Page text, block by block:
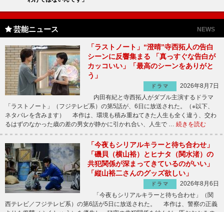
芸能ニュース NEWS
「ラストノート」“澄晴”寺西拓人の告白
シーンに反響集まる 「真っすぐな告白が
カッコいい」「最高のシーンをありがと
う」
ドラマ
2026年8月7日
内田有紀と寺西拓人がダブル主演するドラマ
「ラストノート」（フジテレビ系）の第5話が、6日に放送された。（※以下、
ネタバレを含みます） 本作は、環境も積み重ねてきた人生も全く違う、交わ
るはずのなかった歳の差の男女が静かに引かれ合い、人生で … 続きを読む
「今夜もシリアルキラーと待ち合わせ」
「磯貝（横山裕）とヒナタ（関水渚）の
共犯関係が深まってきているのがいい」
「縦山裕二さんのグッズ欲しい」
ドラマ
2026年8月6日
「今夜もシリアルキラーと待ち合わせ」（関
西テレビ／フジテレビ系）の第6話が5日に放送された。 本作は、警察の正義